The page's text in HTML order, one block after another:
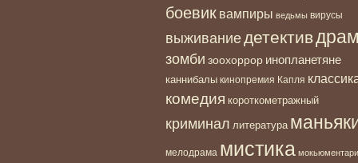
боевик вампиры ведьмы вирусы
выживаниедетектив
зомби зоохоррор инопланетяне
каннибалы кинопремия Капля
комедия короткометражный
криминал литература
мелодрама мистика мокьюментари